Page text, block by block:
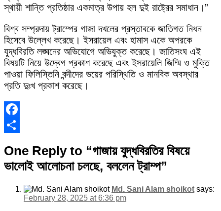
স্থায়ী শান্তি প্রতিষ্ঠার একমাত্র উপায় হল দুই রাষ্ট্রের সমাধান।”
বিশ্ব সম্প্রদায় ট্রাম্পের গাজা দখলের প্রস্তাবকে জাতিগত নিধন
হিসেবে উল্লেখ করেছে। ইসরায়েল এবং হামাস একে অপরকে
যুদ্ধবিরতি লঙ্ঘনের অভিযোগে অভিযুক্ত করেছে। জাতিসংঘ এই
বিষয়টি নিয়ে উদ্বেগ প্রকাশ করেছে এবং ইসরায়েলি জিম্মি ও মুক্তি
পাওয়া ফিলিস্তিনি বন্দীদের ভয়ের পরিস্থিতি ও মানবিক অবস্থার
প্রতি দুঃখ প্রকাশ করেছে।
Facebook
One Reply to “গাজায় যুদ্ধবিরতির বিষয়ে
ভালোই আলোচনা চলছে, বললেন ট্রাম্প”
Md. Sani Alam shoikot says:
February 28, 2025 at 6:36 pm